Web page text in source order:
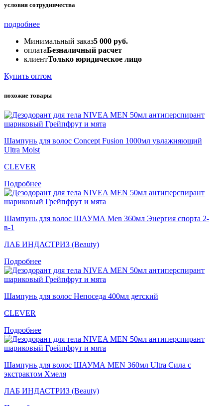
условия сотрудничества
подробнее
Минимальный заказ5 000 руб.
оплатаБезналичный расчет
клиентТолько юридическое лицо
Купить оптом
похожие товары
Шампунь для волос Concept Fusion 1000мл увлажняющий
Ultra Moist
CLEVER
Подробнее
Шампунь для волос ШАУМА Men 360мл Энергия спорта 2-
в-1
ЛАБ ИНДАСТРИЗ (Beauty)
Подробнее
Шампунь для волос Непоседа 400мл детский
CLEVER
Подробнее
Шампунь для волос ШАУМА MEN 360мл Ultra Сила с
экстрактом Хмеля
ЛАБ ИНДАСТРИЗ (Beauty)